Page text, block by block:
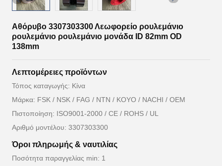
Αθόρυβο 3307303300 Λεωφορείο ρουλεμάνιο
ρουλεμάνιο ρουλεμάνιο μονάδα ID 82mm OD
138mm
Λεπτομέρειες προϊόντων
Τόπος καταγωγής: Κίνα
Μάρκα: FSK / NSK / FAG / NTN / KOYO / NACHI / OEM
Πιστοποίηση: ISO9001-2000 / CE / ROHS / UL
Αριθμό μοντέλου: 3307303300
Όροι πληρωμής & ναυτιλίας
Ποσότητα παραγγελίας min: 1